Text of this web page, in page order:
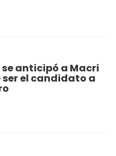
anticipó a Macri
el candidato a